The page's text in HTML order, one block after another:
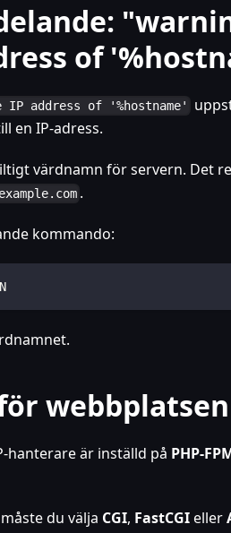
of
address of '%hostname'
en IP-adress.
värdnamn för servern. Det
.
kommando:
hanterare är inställd på PHP-
du välja CGI, FastCGIeller